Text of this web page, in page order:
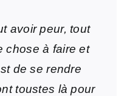
avoir peur, tout
chose à faire et
de se rendre
toustes là pour